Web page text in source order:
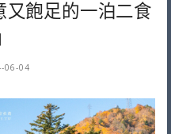
又飽足的一泊二食
06-04